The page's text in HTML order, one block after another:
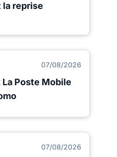
la reprise
07/08/2026
Poste Mobile
07/08/2026